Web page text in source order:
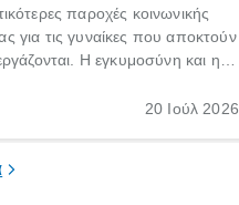
παροχές κοινωνικής
για τις γυναίκες που αποκτούν
Η εγκυμοσύνη και η
περίοδος στη ζωή κάθε20 Ιούλ 2026